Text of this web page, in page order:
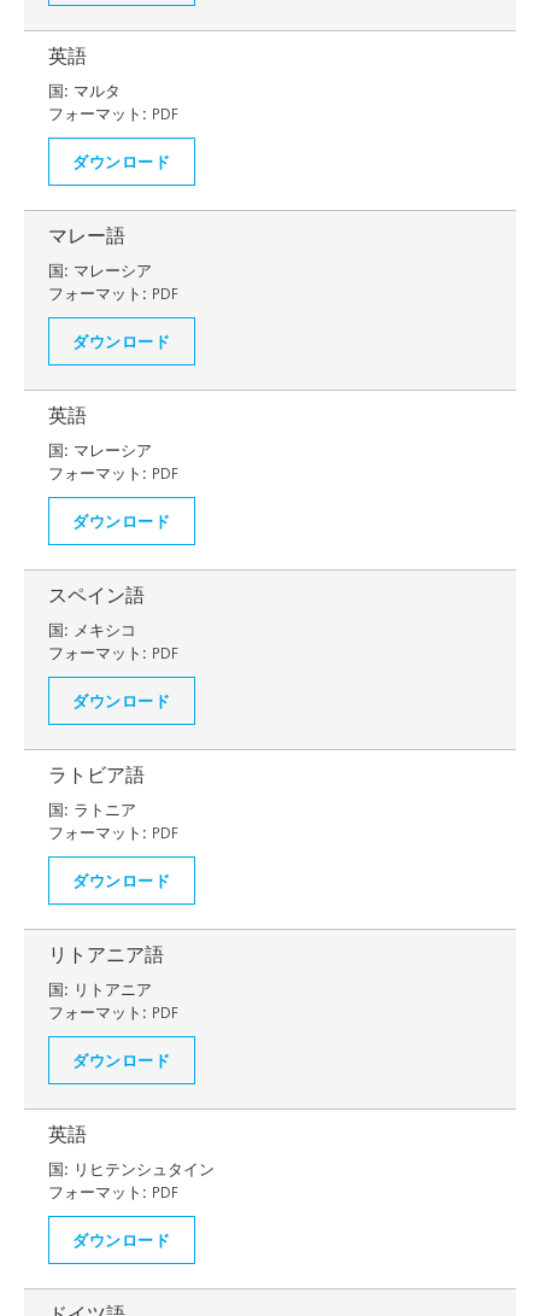
英語
国: マルタ
フォーマット: PDF
ダウンロード
マレー語
国: マレーシア
フォーマット: PDF
ダウンロード
英語
国: マレーシア
フォーマット: PDF
ダウンロード
スペイン語
国: メキシコ
フォーマット: PDF
ダウンロード
ラトビア語
国: ラトニア
フォーマット: PDF
ダウンロード
リトアニア語
国: リトアニア
フォーマット: PDF
ダウンロード
英語
国: リヒテンシュタイン
フォーマット: PDF
ダウンロード